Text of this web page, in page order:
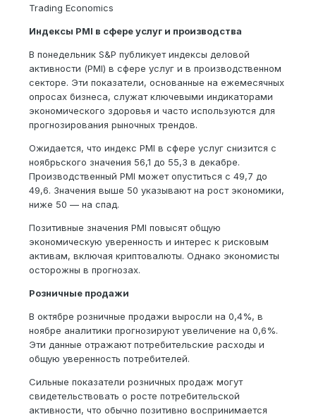
Trading Economics
Индексы PMI в сфере услуг и производства
В понедельник S&P публикует индексы деловой
активности (PMI) в сфере услуг и в производственном
секторе. Эти показатели, основанные на ежемесячных
опросах бизнеса, служат ключевыми индикаторами
экономического здоровья и часто используются для
прогнозирования рыночных трендов.
Ожидается, что индекс PMI в сфере услуг снизится с
ноябрьского значения 56,1 до 55,3 в декабре.
Производственный PMI может опуститься с 49,7 до
49,6. Значения выше 50 указывают на рост экономики,
ниже 50 — на спад.
Позитивные значения PMI повысят общую
экономическую уверенность и интерес к рисковым
активам, включая криптовалюты. Однако экономисты
осторожны в прогнозах.
Розничные продажи
В октябре розничные продажи выросли на 0,4%, в
ноябре аналитики прогнозируют увеличение на 0,6%.
Эти данные отражают потребительские расходы и
общую уверенность потребителей.
Сильные показатели розничных продаж могут
свидетельствовать о росте потребительской
активности, что обычно позитивно воспринимается